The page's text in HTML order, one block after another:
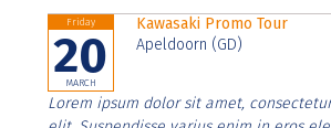
Friday
20
MARCH
Kawasaki Promo Tour
Apeldoorn (GD)
Lorem ipsum dolor sit amet,